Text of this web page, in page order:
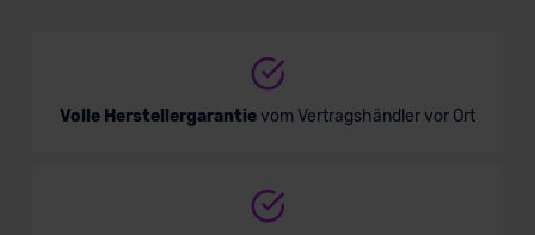
Volle Herstellergarantievom Vertragshändler vor Ort